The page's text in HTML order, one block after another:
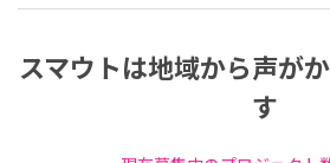
スマウトは地域から声が
す